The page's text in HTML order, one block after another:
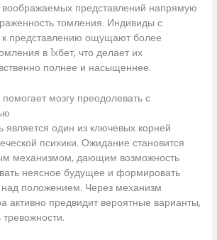
воображаемых представлений напрямую
томления. Индивиды с
к представлению ощущают более
в 1хбет, что делает их
полнее и насыщеннее.
мозгу преодолевать с
является один из ключевых корней
психики. Ожидание становится
механизмом, дающим возможность
неясное будущее и формировать
положением. Через механизм
активно предвидит вероятные варианты,